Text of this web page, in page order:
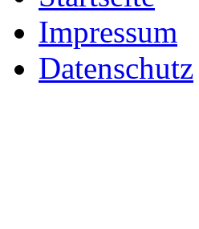
Impressum
Datenschutz